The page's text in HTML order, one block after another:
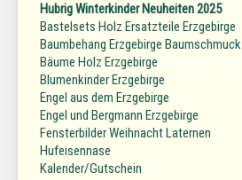
Hubrig Winterkinder Neuheiten 2025
Bastelsets Holz Ersatzteile Erzgebirge
Baumbehang Erzgebirge Baumschmuck
Bäume Holz Erzgebirge
Blumenkinder Erzgebirge
Engel aus dem Erzgebirge
Engel und Bergmann Erzgebirge
Fensterbilder Weihnacht Laternen
Hufeisennase
Kalender/Gutschein